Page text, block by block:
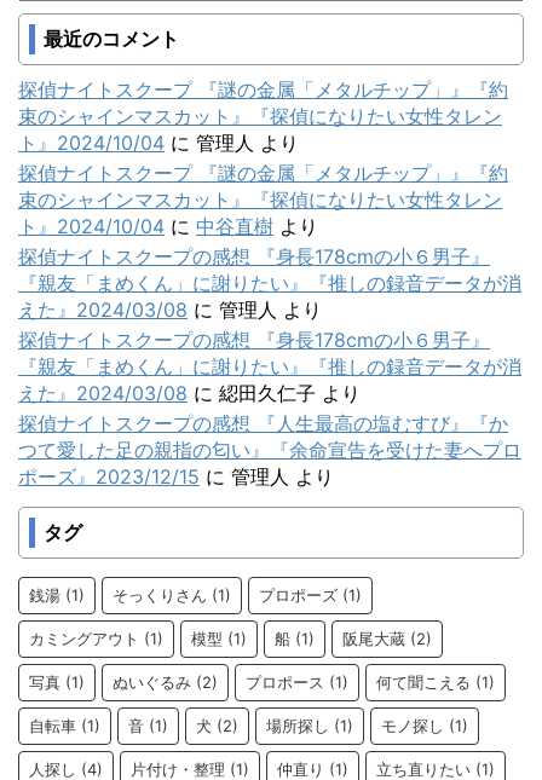
最近のコメント
探偵ナイトスクープ 『謎の金属「メタルチップ」』『約
束のシャインマスカット』『探偵になりたい女性タレン
ト』2024/10/04 に 管理人 より
探偵ナイトスクープ 『謎の金属「メタルチップ」』『約
束のシャインマスカット』『探偵になりたい女性タレン
ト』2024/10/04 に 中谷直樹 より
探偵ナイトスクープの感想 『身長178cmの小６男子』
『親友「まめくん」に謝りたい』『推しの録音データが消
えた』2024/03/08 に 管理人 より
探偵ナイトスクープの感想 『身長178cmの小６男子』
『親友「まめくん」に謝りたい』『推しの録音データが消
えた』2024/03/08 に 綛田久仁子 より
探偵ナイトスクープの感想 『人生最高の塩むすび』『か
つて愛した足の親指の匂い』『余命宣告を受けた妻へプロ
ポーズ』2023/12/15 に 管理人 より
タグ
銭湯 (1) そっくりさん (1) プロポーズ (1)
カミングアウト (1) 模型 (1) 船 (1) 阪尾大蔵 (2)
写真 (1) ぬいぐるみ (2) プロポース (1) 何て聞こえる (1)
自転車 (1) 音 (1) 犬 (2) 場所探し (1) モノ探し (1)
人探し (4) 片付け・整理 (1) 仲直り (1) 立ち直りたい (1)